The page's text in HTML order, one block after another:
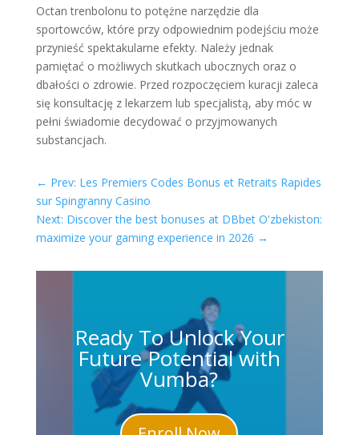
Octan trenbolonu to potężne narzędzie dla
sportowców, które przy odpowiednim podejściu może
przynieść spektakularne efekty. Należy jednak
pamiętać o możliwych skutkach ubocznych oraz o
dbałości o zdrowie. Przed rozpoczęciem kuracji zaleca
się konsultację z lekarzem lub specjalistą, aby móc w
pełni świadomie decydować o przyjmowanych
substancjach.
← Prev: Les Premiers Codes Bonus et Retraits Rapides
sur Spingranny Casino
Next: Discover the best bonuses at DBbet O'zbekiston:
maximize your gaming experience in 2026 →
Ready To Unlock Your
Future Potential with
Vumba?